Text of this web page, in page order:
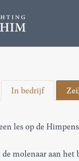
In bedrijf
les op de
molenaar aan het